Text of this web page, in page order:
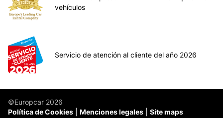
vehículos
Servicio de atención al cliente del año 2026
©Europcar 2026
Política de Cookies
Menciones legales Site maps